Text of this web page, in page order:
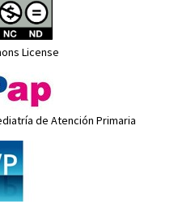
License
de Atención Primaria